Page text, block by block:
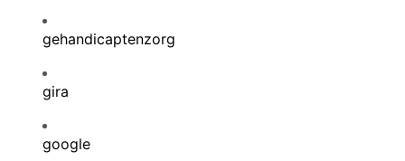
gehandicaptenzorg
gira
google